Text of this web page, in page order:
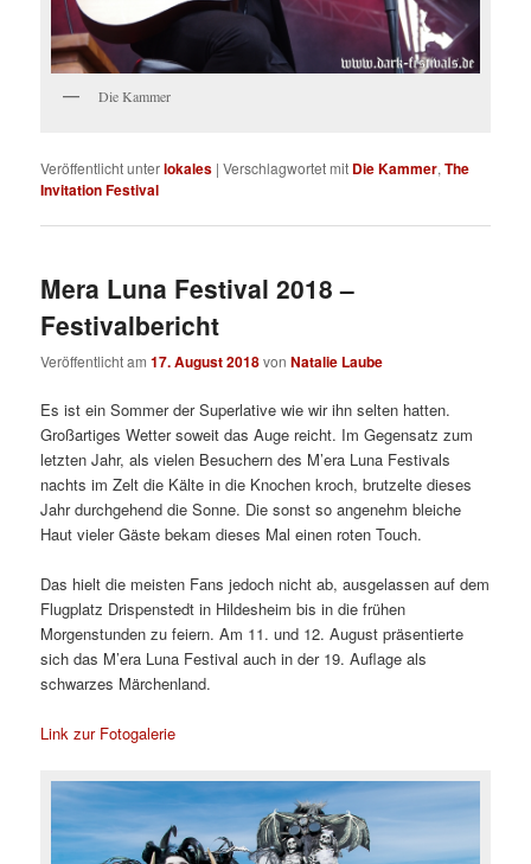
Die Kammer
Veröffentlicht unterlokales |Verschlagwortet mit Die Kammer,The
Invitation Festival
Mera Luna Festival 2018 –
Festivalbericht
Veröffentlicht am17. August 2018vonNatalie Laube
Es ist ein Sommer der Superlative wie wir ihn selten hatten.
Großartiges Wetter soweit das Auge reicht. Im Gegensatz zum
letzten Jahr, als vielen Besuchern des M’era Luna Festivals
nachts im Zelt die Kälte in die Knochen kroch, brutzelte dieses
Jahr durchgehend die Sonne. Die sonst so angenehm bleiche
Haut vieler Gäste bekam dieses Mal einen roten Touch.
Das hielt die meisten Fans jedoch nicht ab, ausgelassen auf dem
Flugplatz Drispenstedt in Hildesheim bis in die frühen
Morgenstunden zu feiern. Am 11. und 12. August präsentierte
sich das M’era Luna Festival auch in der 19. Auflage als
schwarzes Märchenland.
Link zur Fotogalerie